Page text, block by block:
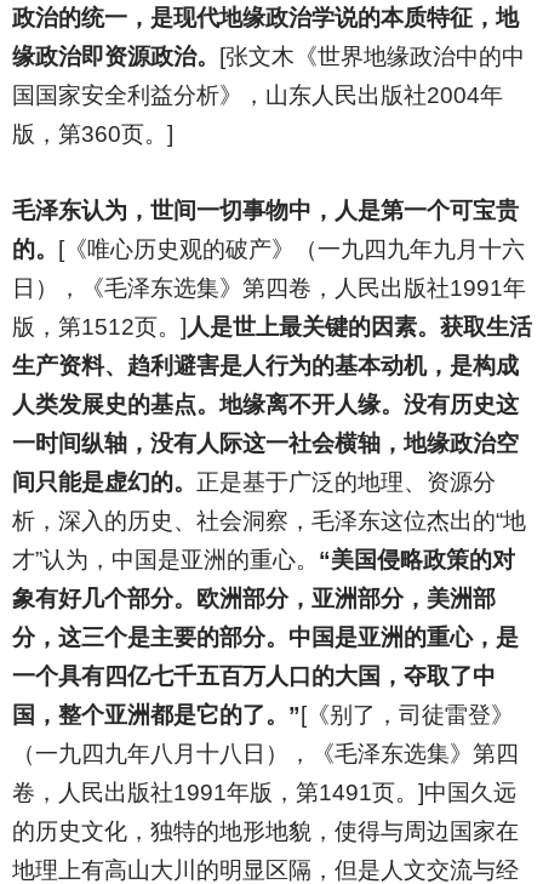
政治的统一，是现代地缘政治学说的本质特征，地
缘政治即资源政治。
[张文木《世界地缘政治中的中
国国家安全利益分析》，山东人民出版社2004年
版，第360页。]
毛泽东认为，世间一切事物中，人是第一个可宝贵
的。
[《唯心历史观的破产》（一九四九年九月十六
日），《毛泽东选集》第四卷，人民出版社1991年
版，第1512页。] 人是世上最关键的因素。获取生活
生产资料、趋利避害是人行为的基本动机，是构成
人类发展史的基点。地缘离不开人缘。没有历史这
一时间纵轴，没有人际这一社会横轴，地缘政治空
间只能是虚幻的。 正是基于广泛的地理、资源分
析，深入的历史、社会洞察，毛泽东这位杰出的“地
才”认为，中国是亚洲的重心。 “美国侵略政策的对
象有好几个部分。欧洲部分，亚洲部分，美洲部
分，这三个是主要的部分。中国是亚洲的重心，是
一个具有四亿七千五百万人口的大国，夺取了中
国，整个亚洲都是它的了。” [《别了，司徒雷登》
（一九四九年八月十八日），《毛泽东选集》第四
卷，人民出版社1991年版，第1491页。]中国久远
的历史文化，独特的地形地貌，使得与周边国家在
地理上有高山大川的明显区隔，但是人文交流与经